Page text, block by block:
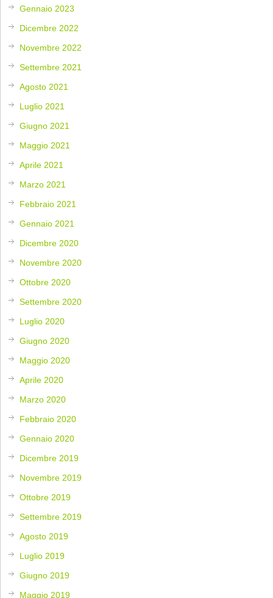
Gennaio 2023
Dicembre 2022
Novembre 2022
Settembre 2021
Agosto 2021
Luglio 2021
Giugno 2021
Maggio 2021
Aprile 2021
Marzo 2021
Febbraio 2021
Gennaio 2021
Dicembre 2020
Novembre 2020
Ottobre 2020
Settembre 2020
Luglio 2020
Giugno 2020
Maggio 2020
Aprile 2020
Marzo 2020
Febbraio 2020
Gennaio 2020
Dicembre 2019
Novembre 2019
Ottobre 2019
Settembre 2019
Agosto 2019
Luglio 2019
Giugno 2019
Maggio 2019